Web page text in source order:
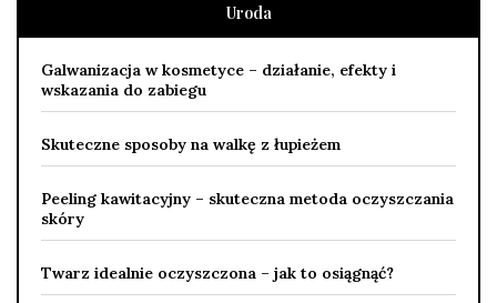
Uroda
Galwanizacja w kosmetyce – działanie, efekty i
wskazania do zabiegu
Skuteczne sposoby na walkę z łupieżem
Peeling kawitacyjny – skuteczna metoda oczyszczania
skóry
Twarz idealnie oczyszczona – jak to osiągnąć?